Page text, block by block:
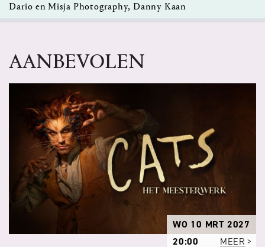
Dario en Misja Photography, Danny Kaan
AANBEVOLEN
WO 10 MRT 2027
20:00
MEER